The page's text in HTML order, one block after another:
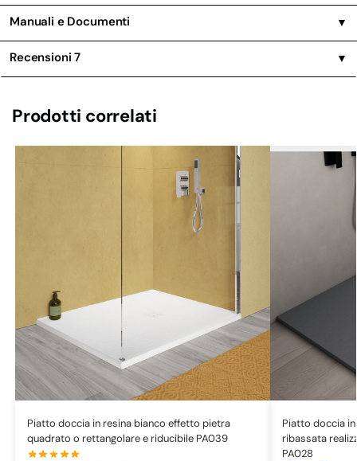
Manuali e Documenti ▼
Recensioni7 ▼
Prodotti correlati
Piatto doccia in resina bianco effetto pietra
quadrato o rettangolare e riducibile PA039
Piatto doccia
ribassata
PA028